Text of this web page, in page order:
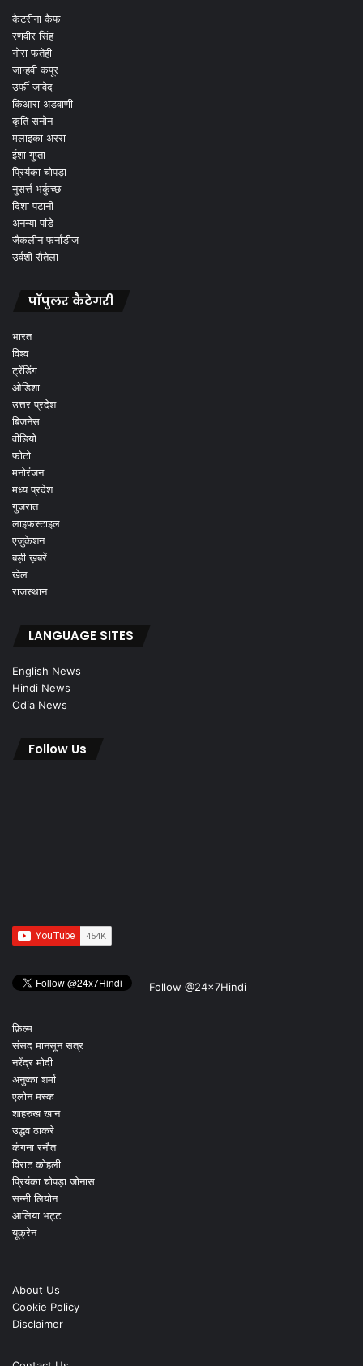
कैटरीना कैफ
रणवीर सिंह
नोरा फतेही
जान्हवी कपूर
उर्फी जावेद
किआरा अडवाणी
कृति सनोन
मलाइका अररा
ईशा गुप्ता
प्रियंका चोपड़ा
नुसर्त्त भर्कुच्छ
दिशा पटानी
अनन्या पांडे
जैकलीन फर्नांडीज
उर्वशी रौतेला
पॉपुलर कैटेगरी
भारत
विश्व
ट्रेंडिंग
ओडिशा
उत्तर प्रदेश
बिजनेस
वीडियो
फोटो
मनोरंजन
मध्य प्रदेश
गुजरात
लाइफस्टाइल
एजुकेशन
बड़ी ख़बरें
खेल
राजस्थान
LANGUAGE SITES
English News
Hindi News
Odia News
Follow Us
Follow @24x7Hindi
फ़िल्म
संसद मानसून सत्र
नरेंद्र मोदी
अनुष्का शर्मा
एलोन मस्क
शाहरुख खान
उद्धव ठाकरे
कंगना रनौत
विराट कोहली
प्रियंका चोपड़ा जोनास
सन्नी लियोन
आलिया भट्ट
यूक्रेन
About Us
Cookie Policy
Disclaimer